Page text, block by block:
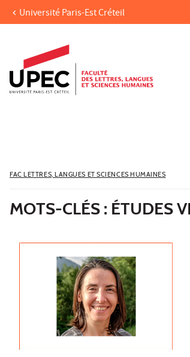
Aller au contenu
Accès directs
Recherche
Université Paris-Est Créteil
FAC LETTRES, LANGUES ET SCIENCES HUMAINES
MOTS-CLÉS : ÉTUDES